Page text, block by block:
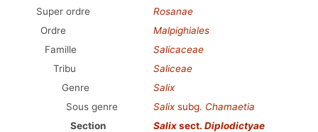
Super ordre
Rosanae
Ordre
Malpighiales
Famille
Salicaceae
Tribu
Saliceae
Genre
Salix
Sous genre
Salix subg. Chamaetia
Section
Salixsect. Diplodictyae